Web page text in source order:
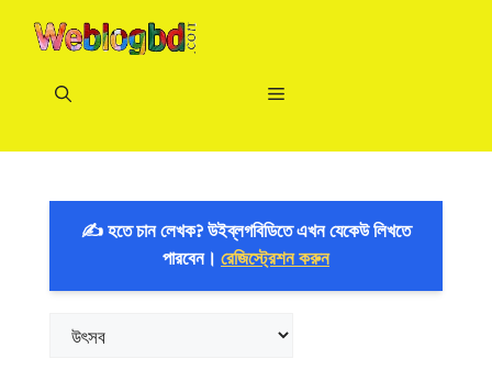
Menu
✍️ হতে চান লেখক? উইব্লগবিডিতে এখন যেকেউ লিখতে
পারবেন। রেজিস্ট্রেশন করুন
Categories